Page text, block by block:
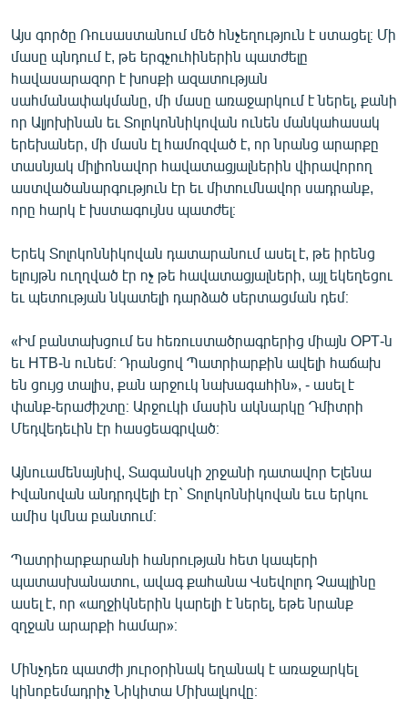
Այս գործը Ռուսաստանում մեծ հնչեղություն է ստացել։ Մի
մասը պնդում է, թե երգչուհիներին պատժելը
հավասարազոր է խոսքի ազատության
սահմանափակմանը, մի մասը առաջարկում է ներել, քանի
որ Ալյոխինան եւ Տոլոկոննիկովան ունեն մանկահասակ
երեխաներ, մի մասն էլ համոզված է, որ նրանց արարքը
տասնյակ միլիոնավոր հավատացյալներին վիրավորող
աստվածանարգություն էր եւ միտումնավոր սադրանք,
որը հարկ է խստագույնս պատժել։
Երեկ Տոլոկոննիկովան դատարանում ասել է, թե իրենց
ելույթն ուղղված էր ոչ թե հավատացյալների, այլ եկեղեցու
եւ պետության նկատելի դարձած սերտացման դեմ։
«Իմ բանտախցում ես հեռուստածրագրերից միայն ОРТ-ն
եւ НТВ-ն ունեմ։ Դրանցով Պատրիարքին ավելի հաճախ
են ցույց տալիս, քան արջուկ նախագահին», - ասել է
փանք-երաժիշտը։ Արջուկի մասին ակնարկը Դմիտրի
Մեդվեդեւին էր հասցեագրված։
Այնուամենայնիվ, Տագանսկի շրջանի դատավոր Ելենա
Իվանովան անդրդվելի էր` Տոլոկոննիկովան եւս երկու
ամիս կմնա բանտում։
Պատրիարքարանի հանրության հետ կապերի
պատասխանատու, ավագ քահանա Վսեվոլոդ Չապլինը
ասել է, որ «աղջիկներին կարելի է ներել, եթե նրանք
զղջան արարքի համար»։
Մինչդեռ պատժի յուրօրինակ եղանակ է առաջարկել
կինոբեմադրիչ Նիկիտա Միխալկովը։